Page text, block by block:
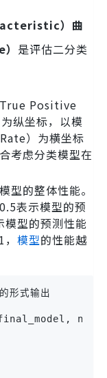
）曲
是评估二分类
True Positive
纵坐标，以模
）为横坐标
考虑分类模型在
型的整体性能。
表示模型的预
模型的预测性能
模型的性能越
形式输出